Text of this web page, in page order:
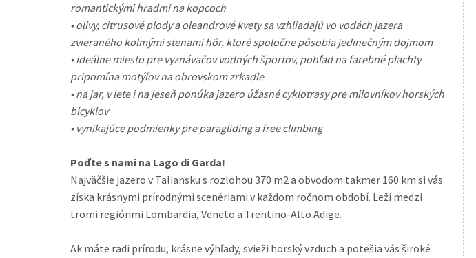
romantickými hradmi na kopcoch
• olivy, citrusové plody a oleandrové kvety sa vzhliadajú vo vodách jazera
zvieraného kolmými stenami hôr, ktoré spoločne pôsobia jedinečným dojmom
• ideálne miesto pre vyznávačov vodných športov, pohľad na farebné plachty
pripomína motýľov na obrovskom zrkadle
• na jar, v lete i na jeseň ponúka jazero úžasné cyklotrasy pre milovníkov horských
bicyklov
• vynikajúce podmienky pre paragliding a free climbing
Poďte s nami na Lago di Garda!
Najväčšie jazero v Taliansku s rozlohou 370 m2 a obvodom takmer 160 km si vás
získa krásnymi prírodnými scenériami v každom ročnom období. Leží medzi
tromi regiónmi Lombardia, Veneto a Trentino-Alto Adige.
Ak máte radi prírodu, krásne výhľady, svieži horský vzduch a potešia vás široké